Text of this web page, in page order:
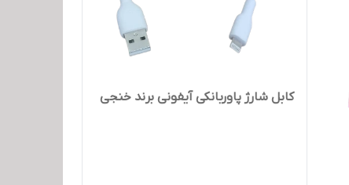
کابل شارژ پاوربانکی آیفونی برند خنجی